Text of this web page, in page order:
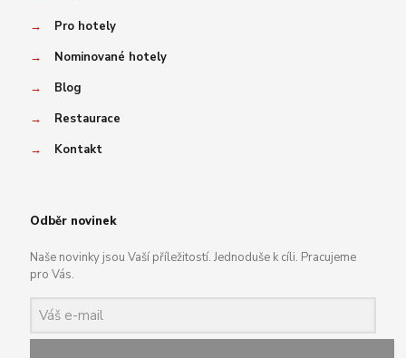
→
Pro hotely
→
Nominované hotely
→
Blog
→
Restaurace
→
Kontakt
Odběr novinek
Naše novinky jsou Vaší příležitostí. Jednoduše k cíli. Pracujeme
pro Vás.